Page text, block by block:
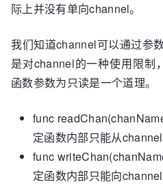
际上并没有单向channel。
我们知道channel可以通过参
是对channel的一种使用限制
函数参数为只读是一个道理。
func
定函数内部只能从
func
定函数内部只能向